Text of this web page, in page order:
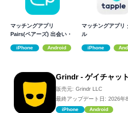
マッチングアプリ
Pairs(ペアーズ) 出会い・
iPhone Android
マッチングアプリ
ル
iPhone
Grindr - ゲイチャット
販売元: Grindr LLC
最終アップデート日: 2026年
iPhone Android